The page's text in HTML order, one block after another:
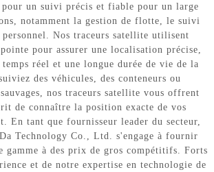
pour un suivi précis et fiable pour un large
notamment la gestion de flotte, le suivi
personnel. Nos traceurs satellite utilisent
pour assurer une localisation précise,
réel et une longue durée de vie de la
des véhicules, des conteneurs ou
nos traceurs satellite vous offrent
de connaître la position exacte de vos
En tant que fournisseur leader du secteur,
Technology Co., Ltd. s'engage à fournir
gamme à des prix de gros compétitifs. Forts
et de notre expertise en technologie de